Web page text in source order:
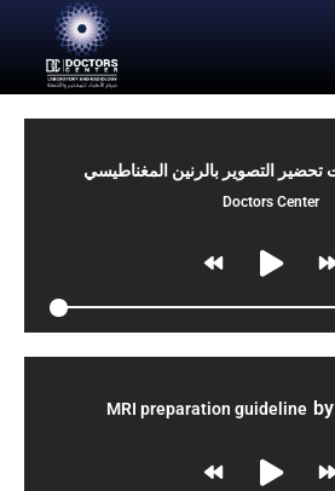
Doctors Center
MRI preparation guideline by